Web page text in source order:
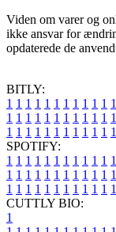
Viden om varer og
ikke ansvar for
opdaterede de
BITLY:
1 1 1 1 1 1 1 1 1 1 1 1
1 1 1 1 1 1 1 1 1 1 1 1
1 1 1 1 1 1 1 1 1 1 1 1
SPOTIFY:
1 1 1 1 1 1 1 1 1 1 1 1
1 1 1 1 1 1 1 1 1 1 1 1
1 1 1 1 1 1 1 1 1 1 1 1
CUTTLY BIO:
1